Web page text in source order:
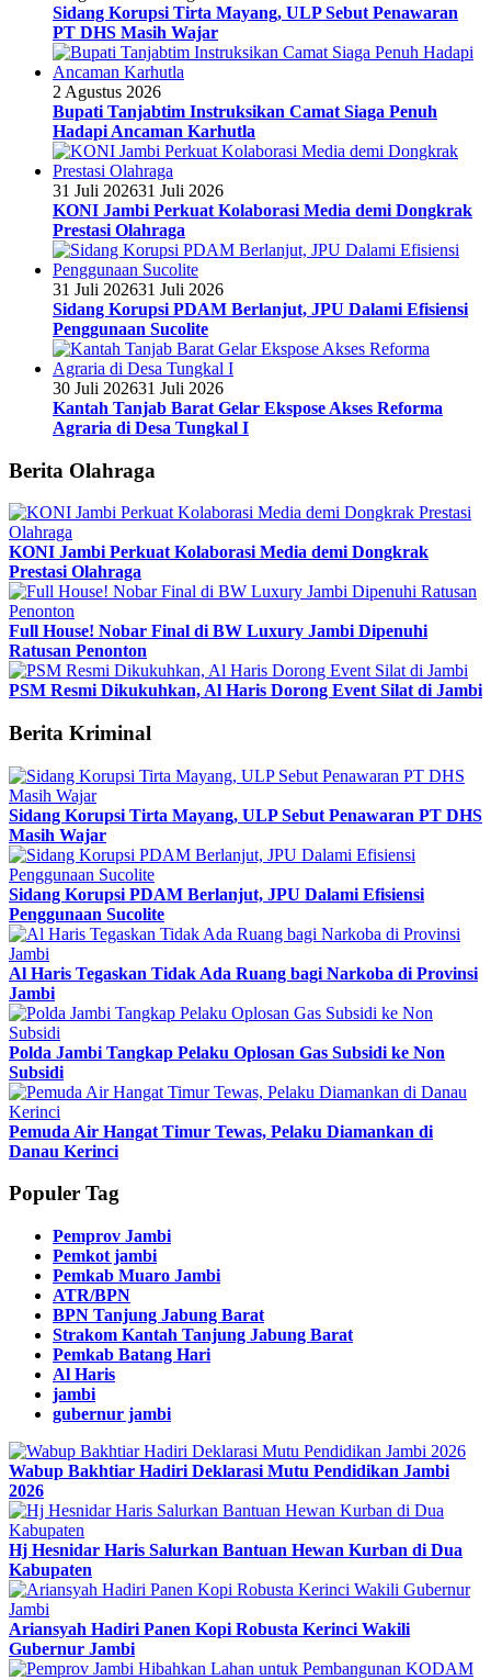
Sidang Korupsi Tirta Mayang, ULP Sebut Penawaran
PT DHS Masih Wajar
2 Agustus 2026
Bupati Tanjabtim Instruksikan Camat Siaga Penuh
Hadapi Ancaman Karhutla
31 Juli 202631 Juli 2026
KONI Jambi Perkuat Kolaborasi Media demi Dongkrak
Prestasi Olahraga
31 Juli 202631 Juli 2026
Sidang Korupsi PDAM Berlanjut, JPU Dalami Efisiensi
Penggunaan Sucolite
30 Juli 202631 Juli 2026
Kantah Tanjab Barat Gelar Ekspose Akses Reforma
Agraria di Desa Tungkal I
Berita Olahraga
KONI Jambi Perkuat Kolaborasi Media demi Dongkrak
Prestasi Olahraga
Full House! Nobar Final di BW Luxury Jambi Dipenuhi
Ratusan Penonton
PSM Resmi Dikukuhkan, Al Haris Dorong Event Silat di Jambi
Berita Kriminal
Sidang Korupsi Tirta Mayang, ULP Sebut Penawaran PT DHS
Masih Wajar
Sidang Korupsi PDAM Berlanjut, JPU Dalami Efisiensi
Penggunaan Sucolite
Al Haris Tegaskan Tidak Ada Ruang bagi Narkoba di Provinsi
Jambi
Polda Jambi Tangkap Pelaku Oplosan Gas Subsidi ke Non
Subsidi
Pemuda Air Hangat Timur Tewas, Pelaku Diamankan di
Danau Kerinci
Populer Tag
Pemprov Jambi
Pemkot jambi
Pemkab Muaro Jambi
ATR/BPN
BPN Tanjung Jabung Barat
Strakom Kantah Tanjung Jabung Barat
Pemkab Batang Hari
Al Haris
jambi
gubernur jambi
Wabup Bakhtiar Hadiri Deklarasi Mutu Pendidikan Jambi
2026
Hj Hesnidar Haris Salurkan Bantuan Hewan Kurban di Dua
Kabupaten
Ariansyah Hadiri Panen Kopi Robusta Kerinci Wakili
Gubernur Jambi